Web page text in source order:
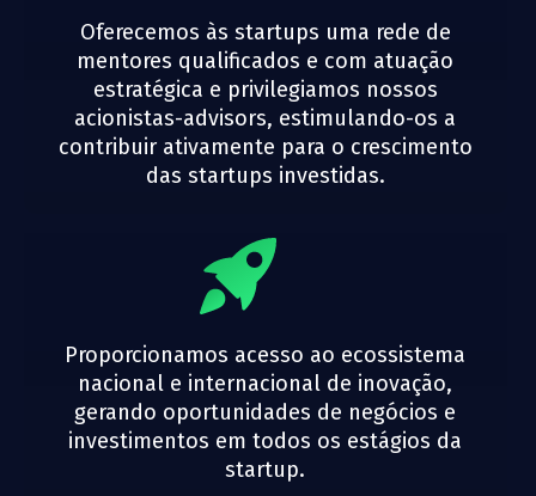
Oferecemos às startups uma rede de
mentores qualificados e com atuação
estratégica e privilegiamos nossos
acionistas-advisors, estimulando-os a
contribuir ativamente para o crescimento
das startups investidas.
Proporcionamos acesso ao ecossistema
nacional e internacional de inovação,
gerando oportunidades de negócios e
investimentos em todos os estágios da
startup.